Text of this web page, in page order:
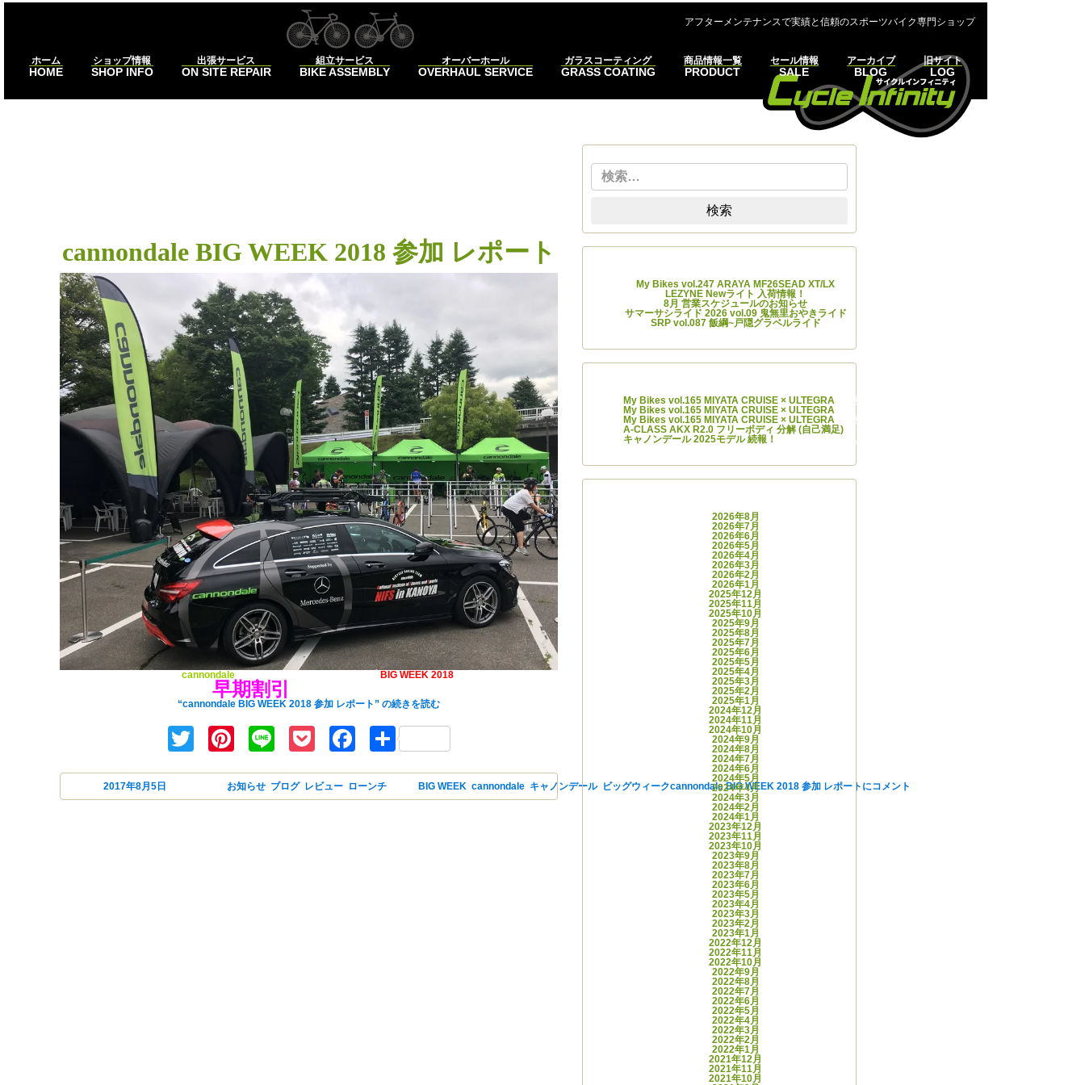
アフターメンテナンスで実績と信頼のスポーツバイク専門ショップ
ホーム
HOME
ショップ情報
SHOP INFO
出張サービス
ON SITE REPAIR
組立サービス
BIKE ASSEMBLY
オーバーホール
OVERHAUL SERVICE
ガラスコーティング
GRASS COATING
商品情報一覧
PRODUCT
セール情報
SALE
アーカイブ
BLOG
旧サイト
LOG
cannondale BIG WEEK 2018 参加 レポート
cannondale(キャノンデール)ベースキャンプ[ BIG WEEK 2018]へ参加してきました！
早期割引
“cannondale BIG WEEK 2018 参加 レポート” の続きを読む
TwitterPinterest
Line PocketFacebook
共有
2017年8月5日 お知らせ, ブログ, レビュー, ローンチ BIG WEEK, cannondale, キャノンデール, ビッグウィークcannondale BIG WEEK 2018 参加 レポートにコメント
検索
My Bikes vol.247 ARAYA MF26SEAD XT/LX
LEZYNE Newライト 入荷情報！
8月 営業スケジュールのお知らせ
サマーサシライド 2026 vol.09 鬼無里おやきライド
SRP vol.087 飯綱~戸隠グラベルライド
My Bikes vol.165 MIYATA CRUISE × ULTEGRA 阿部 学
My Bikes vol.165 MIYATA CRUISE × ULTEGRA
My Bikes vol.165 MIYATA CRUISE × ULTEGRA
阿部 学
A-CLASS AKX R2.0 フリーボディ 分解 (自己満足)
キャノンデール 2025モデル 続報！
より
2026年8月
2026年7月
2026年6月
2026年5月
2026年4月
2026年3月
2026年2月
2026年1月
2025年12月
2025年11月
2025年10月
2025年9月
2025年8月
2025年7月
2025年6月
2025年5月
2025年4月
2025年3月
2025年2月
2025年1月
2024年12月
2024年11月
2024年10月
2024年9月
2024年8月
2024年7月
2024年6月
2024年5月
2024年4月
2024年3月
2024年2月
2024年1月
2023年12月
2023年11月
2023年10月
2023年9月
2023年8月
2023年7月
2023年6月
2023年5月
2023年4月
2023年3月
2023年2月
2023年1月
2022年12月
2022年11月
2022年10月
2022年9月
2022年8月
2022年7月
2022年6月
2022年5月
2022年4月
2022年3月
2022年2月
2022年1月
2021年12月
2021年11月
2021年10月